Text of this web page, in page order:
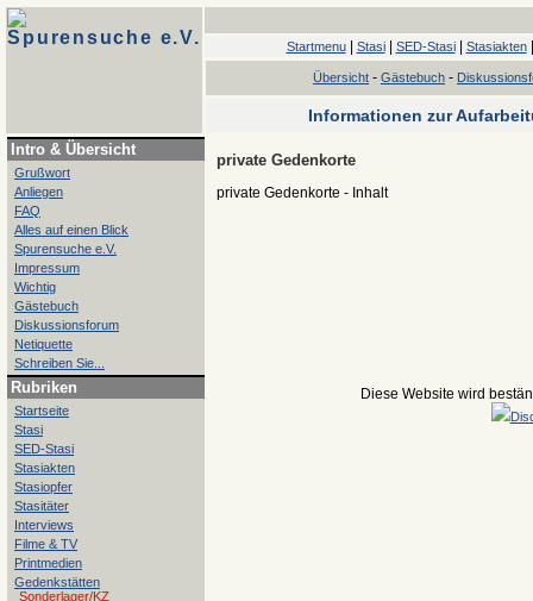
Spurensuche e.V. Startmenu| Stasi| SED-Stasi| Stasiakten
Übersicht - Gästebuch -
Informationen zur
Intro & Übersicht
Grußwort
Anliegen
FAQ
Alles auf einen Blick
Spurensuche e.V.
Impressum
Wichtig
Gästebuch
Diskussionsforum
Netiquette
Schreiben Sie...
Rubriken
Startseite
Stasi
SED-Stasi
Stasiakten
Stasiopfer
Stasitäter
Interviews
Filme & TV
Printmedien
Gedenkstätten
Sonderlager/KZ
private Gedenkorte
private Gedenkorte - Inhalt
Diese Website wird